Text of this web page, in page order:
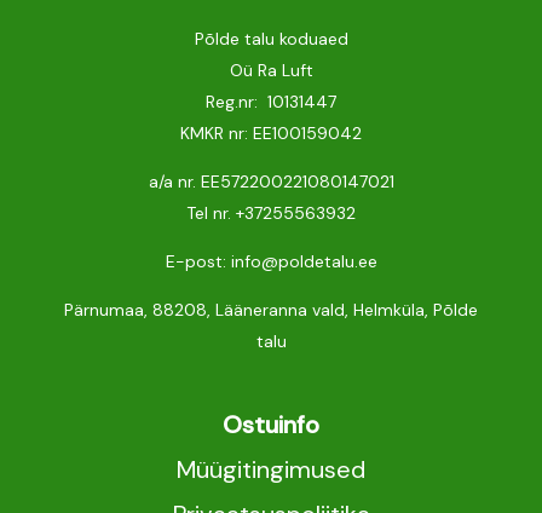
Põlde talu koduaed
Oü Ra Luft
Reg.nr: 10131447
KMKR nr: EE100159042
a/a nr. EE572200221080147021
Tel nr. +37255563932
E-post: info@poldetalu.ee
Pärnumaa, 88208, Lääneranna vald, Helmküla, Põlde
talu
Ostuinfo
Müügitingimused